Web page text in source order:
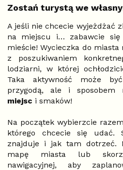
Zostań turystą we
A jeśli nie chcecie wyjeżdżać
na miejscu i… zabawcie
mieście! Wycieczka do
z poszukiwaniem
lodziarni, w której
Taka aktywność może
przygodą, ale i sposobem
miejsc i smaków!
Na początek wybierzcie
którego chcecie się udać.
znajduje i jak tam dotrzeć.
mapę miasta lub
nawigacyjnej, aby